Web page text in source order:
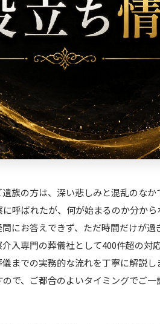
族の方は、深い悲しみと混乱のな
呼ばれたが、何が始まるのか分から
にお答えできず、ただ時間だけが
入専門の葬儀社として400件超の対
までの実務的な流れを丁寧に解説
で、ご都合のよいタイミングでご一